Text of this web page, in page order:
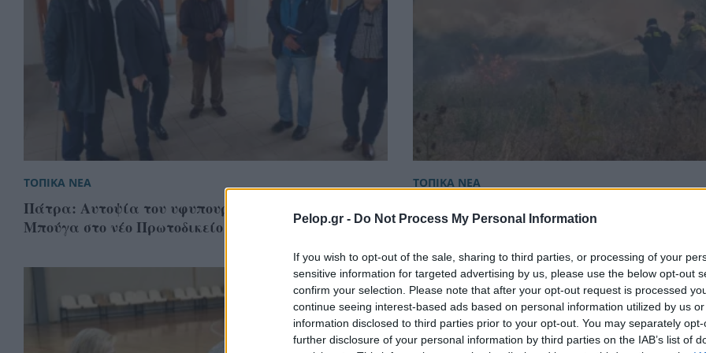
Pelop.gr - Do Not Process My Personal Information
If you wish to opt-out of the sale, sharing to third parties, or processing of your
sensitive information for targeted advertising by us, please use the below opt-out
confirm your selection. Please note that after your opt-out request is processed
continue seeing interest-based ads based on personal information utilized by us
information disclosed to third parties prior to your opt-out. You may separately
further disclosure of your personal information by third parties on the IAB’s list of
ΤΟΠΙΚΑ ΝΕΑ
Πάτρα: Αυτοψία του υφυπουργού Δικαιοσύνης Ι.
Μπούγα στο νέο Πρωτοδικείο
ΤΟΠΙΚΑ ΝΕΑ
αντιμέτωπος με βαριές κατηγορίες